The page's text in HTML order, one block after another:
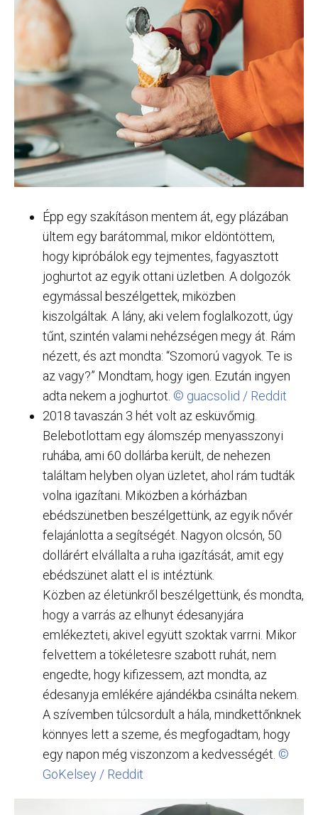
Épp egy szakításon mentem át, egy plázában
ültem egy barátommal, mikor eldöntöttem,
hogy kipróbálok egy tejmentes, fagyasztott
joghurtot az egyik ottani üzletben. A dolgozók
egymással beszélgettek, miközben
kiszolgáltak. A lány, aki velem foglalkozott, úgy
tűnt, szintén valami nehézségen megy át. Rám
nézett, és azt mondta: “Szomorú vagyok. Te is
az vagy?” Mondtam, hogy igen. Ezután ingyen
adta nekem a joghurtot. © guacsolid / Reddit
2018 tavaszán 3 hét volt az esküvőmig.
Belebotlottam egy álomszép menyasszonyi
ruhába, ami 60 dollárba került, de nehezen
találtam helyben olyan üzletet, ahol rám tudták
volna igazítani. Miközben a kórházban
ebédszünetben beszélgettünk, az egyik nővér
felajánlotta a segítségét. Nagyon olcsón, 50
dollárért elvállalta a ruha igazítását, amit egy
ebédszünet alatt el is intéztünk.
Közben az életünkről beszélgettünk, és mondta,
hogy a varrás az elhunyt édesanyjára
emlékezteti, akivel együtt szoktak varrni. Mikor
felvettem a tökéletesre szabott ruhát, nem
engedte, hogy kifizessem, azt mondta, az
édesanyja emlékére ajándékba csinálta nekem.
A szívemben túlcsordult a hála, mindkettőnknek
könnyes lett a szeme, és megfogadtam, hogy
egy napon még viszonzom a kedvességét. ©
GoKelsey / Reddit